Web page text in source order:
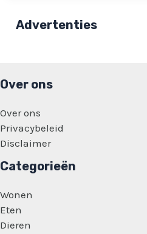
zichzelf
clown
Advertenties
Over ons
Over ons
Privacybeleid
Disclaimer
Categorieën
Wonen
Eten
Dieren